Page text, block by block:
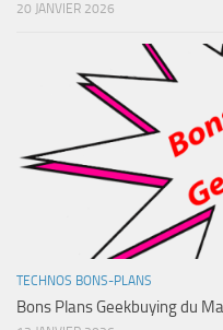
20 JANVIER 2026
TECHNOS BONS-PLANS
Bons Plans Geekbuying du